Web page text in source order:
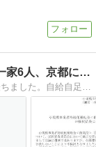
田舎暮らし・自給自足マニュアル - 一家6人、京都に移住
一家6人での自給自足生活を始めて約5年が経ちました。自給自足を実践してみて初めてわかったことや、いま挑戦していることなど、詳しく解説しています。無農薬でのお米栽培などもノウハウを確立するために記録を残しています。